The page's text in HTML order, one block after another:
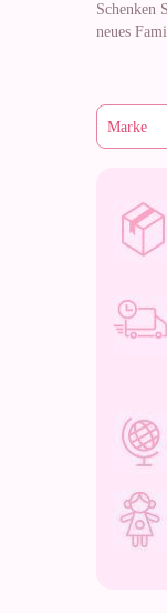
Schenken
neues